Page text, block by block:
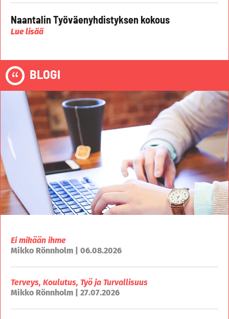
Naantalin Työväenyhdistyksen kokous
Lue lisää
BLOGI
Ei mikään ihme
Mikko Rönnholm | 06.08.2026
Terveys, Koulutus, Työ ja Turvallisuus
Mikko Rönnholm | 27.07.2026